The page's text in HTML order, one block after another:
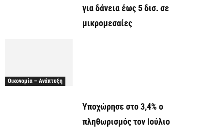
για δάνεια έως 5 δισ. σε
μικρομεσαίες
Οικονομία – Ανάπτυξη
Υποχώρησε στο 3,4% ο
πληθωρισμός τον Ιούλιο